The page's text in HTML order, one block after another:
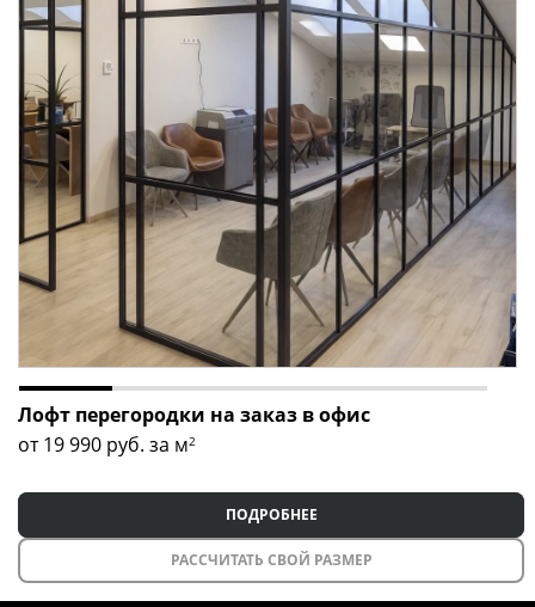
Лофт перегородки на заказ в офис
от 19 990 руб. за м2
ПОДРОБНЕЕ
РАССЧИТАТЬ СВОЙ РАЗМЕР